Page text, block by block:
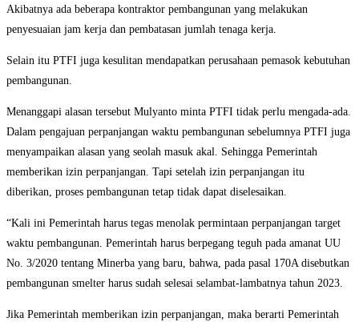
Akibatnya ada beberapa kontraktor pembangunan yang melakukan
penyesuaian jam kerja dan pembatasan jumlah tenaga kerja.
Selain itu PTFI juga kesulitan mendapatkan perusahaan pemasok kebutuhan
pembangunan.
Menanggapi alasan tersebut Mulyanto minta PTFI tidak perlu mengada-ada.
Dalam pengajuan perpanjangan waktu pembangunan sebelumnya PTFI juga
menyampaikan alasan yang seolah masuk akal. Sehingga Pemerintah
memberikan izin perpanjangan. Tapi setelah izin perpanjangan itu
diberikan, proses pembangunan tetap tidak dapat diselesaikan.
“Kali ini Pemerintah harus tegas menolak permintaan perpanjangan target
waktu pembangunan. Pemerintah harus berpegang teguh pada amanat UU
No. 3/2020 tentang Minerba yang baru, bahwa, pada pasal 170A disebutkan
pembangunan smelter harus sudah selesai selambat-lambatnya tahun 2023.
Jika Pemerintah memberikan izin perpanjangan, maka berarti Pemerintah